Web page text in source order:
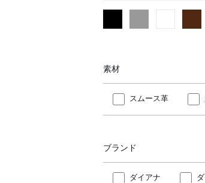
素材
スムース革
ブランド
ダイアナ